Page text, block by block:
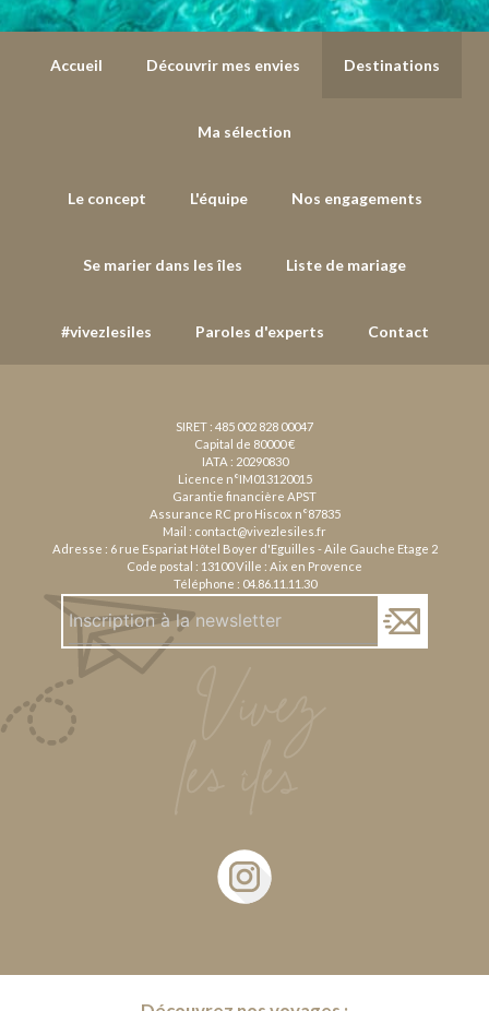
Accueil Découvrir mes envies Destinations
Ma sélection
Le concept L'équipe Nos engagements
Se marier dans les îles Liste de mariage
#vivezlesiles Paroles d'experts Contact
SIRET : 485 002 828 00047
Capital de 80000 €
IATA : 20290830
Licence n°IM013120015
Garantie financière APST
Assurance RC pro Hiscox n°87835
Mail : contact@vivezlesiles.fr
Adresse : 6 rue Espariat Hôtel Boyer d'Eguilles - Aile Gauche Etage 2
Code postal : 13100 Ville : Aix en Provence
Téléphone : 04.86.11.11.30